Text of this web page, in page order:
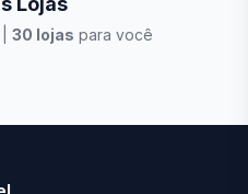
30 lojas para você